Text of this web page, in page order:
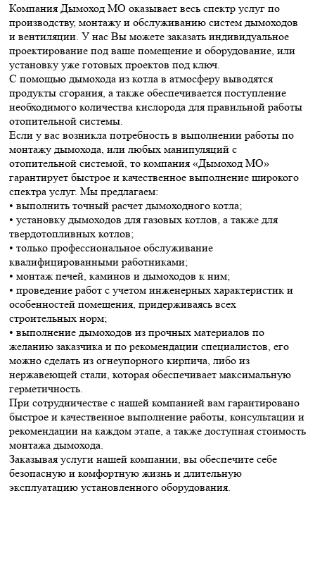
Компания Дымоход МО оказывает весь спектр услуг по
производству, монтажу и обслуживанию систем дымоходов
и вентиляции. У нас Вы можете заказать индивидуальное
проектирование под ваше помещение и оборудование, или
установку уже готовых проектов под ключ.
С помощью дымохода из котла в атмосферу выводятся
продукты сгорания, а также обеспечивается поступление
необходимого количества кислорода для правильной работы
отопительной системы.
Если у вас возникла потребность в выполнении работы по
монтажу дымохода, или любых манипуляций с
отопительной системой, то компания «Дымоход МО»
гарантирует быстрое и качественное выполнение широкого
спектра услуг. Мы предлагаем:
• выполнить точный расчет дымоходного котла;
• установку дымоходов для газовых котлов, а также для
твердотопливных котлов;
• только профессиональное обслуживание
квалифицированными работниками;
• монтаж печей, каминов и дымоходов к ним;
• проведение работ с учетом инженерных характеристик и
особенностей помещения, придерживаясь всех
строительных норм;
• выполнение дымоходов из прочных материалов по
желанию заказчика и по рекомендации специалистов, его
можно сделать из огнеупорного кирпича, либо из
нержавеющей стали, которая обеспечивает максимальную
герметичность.
При сотрудничестве с нашей компанией вам гарантировано
быстрое и качественное выполнение работы, консультации и
рекомендации на каждом этапе, а также доступная стоимость
монтажа дымохода.
Заказывая услуги нашей компании, вы обеспечите себе
безопасную и комфортную жизнь и длительную
эксплуатацию установленного оборудования.